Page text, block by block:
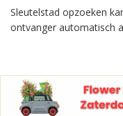
Sleutelstad opzoeken
ontvanger automatisch